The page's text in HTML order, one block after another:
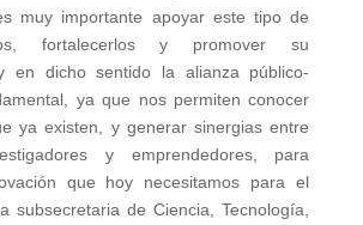
muy importante apoyar este tipo de
fortalecerlos y promover su
en dicho sentido la alianza público-
ya que nos permiten conocer
ya existen, y generar sinergias entre
y emprendedores, para
que hoy necesitamos para el
subsecretaria de Ciencia, Tecnología,